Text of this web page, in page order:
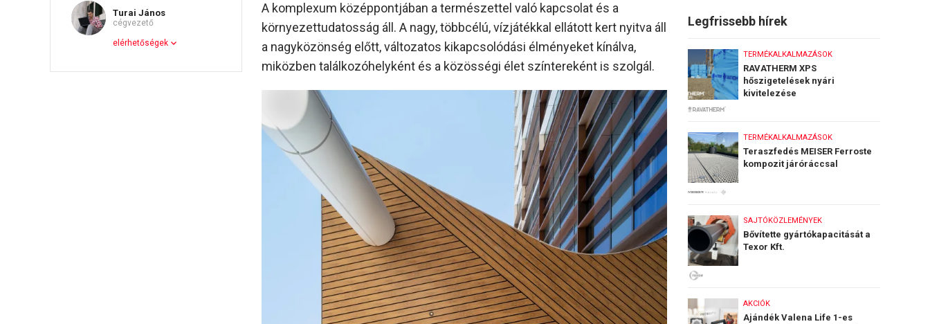
Turai János
cégvezető
elérhetőségek
A komplexum középpontjában a természettel való kapcsolat és a
környezettudatosság áll. A nagy, többcélú, vízjátékkal ellátott kert nyitva áll
a nagyközönség előtt, változatos kikapcsolódási élményeket kínálva,
miközben találkozóhelyként és a közösségi élet színtereként is szolgál.
Legfrissebb hírek
TERMÉKALKALMAZÁSOK
RAVATHERM XPS
hőszigetelések nyári
kivitelezése
TERMÉKALKALMAZÁSOK
Teraszfedés MEISER Ferroste
kompozit járóráccsal
SAJTÓKÖZLEMÉNYEK
Bővítette gyártókapacitását a
Texor Kft.
AKCIÓK
Ajándék Valena Life 1-es